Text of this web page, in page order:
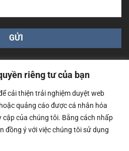
riêng tư của bạn
cải thiện trải nghiệm duyệt web
quảng cáo được cá nhân hóa
của chúng tôi. Bằng cách nhấp
đồng ý với việc chúng tôi sử dụng
- Số ĐKKD: 0108783483
Sở Kế Hoạch và Đầu Tư Tp. Hà
Xuong. All Rights Reserved